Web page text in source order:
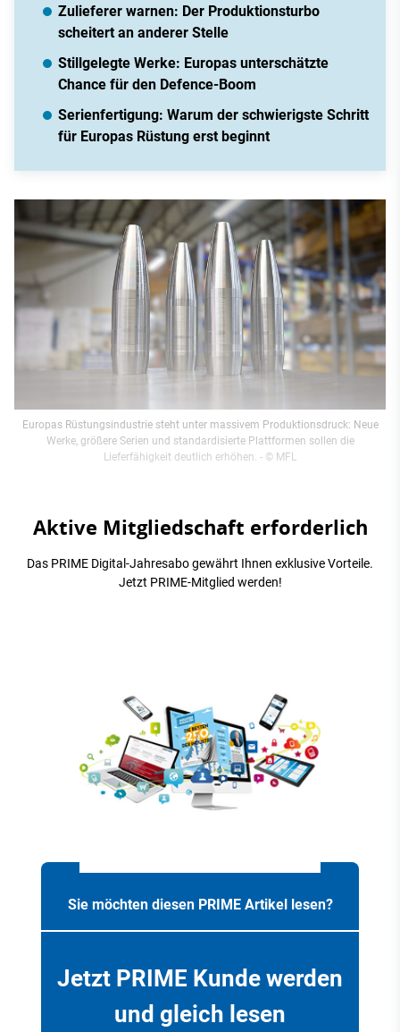
Zulieferer warnen: Der Produktionsturbo
scheitert an anderer Stelle
Stillgelegte Werke: Europas unterschätzte
Chance für den Defence-Boom
Serienfertigung: Warum der schwierigste Schritt
für Europas Rüstung erst beginnt
Europas Rüstungsindustrie steht unter massivem Produktionsdruck: Neue
Werke, größere Serien und standardisierte Plattformen sollen die
Lieferfähigkeit deutlich erhöhen. - © MFL
Aktive Mitgliedschaft erforderlich
Das PRIME Digital-Jahresabo gewährt Ihnen exklusive Vorteile.
Jetzt PRIME-Mitglied werden!
Sie möchten diesen PRIME Artikel lesen?
Jetzt PRIME Kunde werden
und gleich lesen